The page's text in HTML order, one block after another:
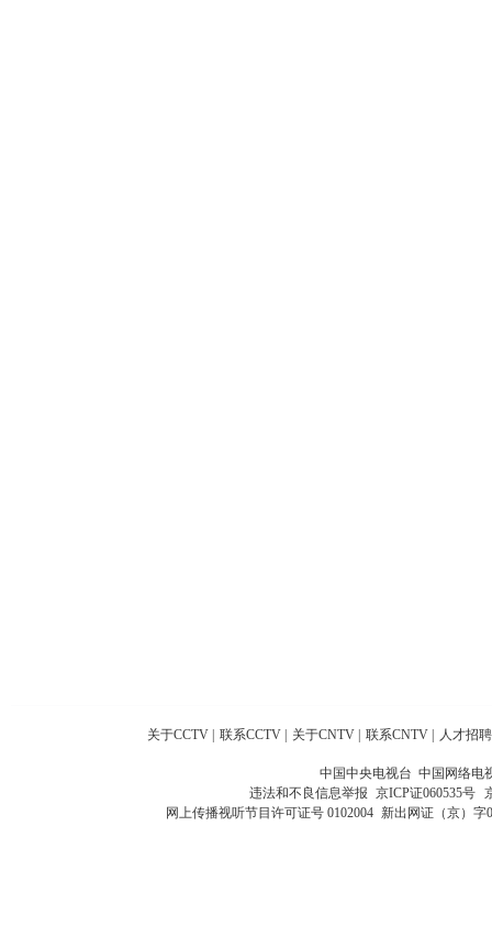
关于CCTV 联系CCTV 关于CNTV 联系CNTV 人才招聘
中国中央电视台 中国网络电
违法和不良信息举报 京ICP证060535号
网上传播视听节目许可证号 0102004 新出网证（京）